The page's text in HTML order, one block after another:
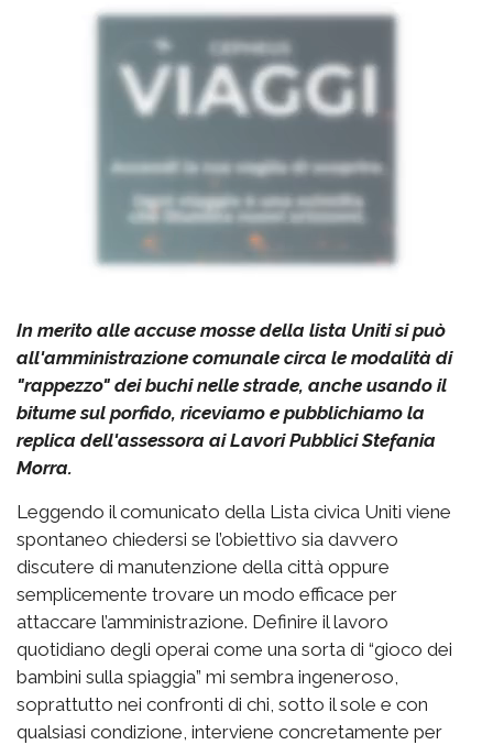
In merito alle accuse mosse della lista Uniti si può
all'amministrazione comunale circa le modalità di
"rappezzo" dei buchi nelle strade, anche usando il
bitume sul porfido, riceviamo e pubblichiamo la
replica dell'assessora ai Lavori Pubblici Stefania
Morra.
Leggendo il comunicato della Lista civica Uniti viene
spontaneo chiedersi se l’obiettivo sia davvero
discutere di manutenzione della città oppure
semplicemente trovare un modo efficace per
attaccare l’amministrazione. Definire il lavoro
quotidiano degli operai come una sorta di “gioco dei
bambini sulla spiaggia” mi sembra ingeneroso,
soprattutto nei confronti di chi, sotto il sole e con
qualsiasi condizione, interviene concretamente per